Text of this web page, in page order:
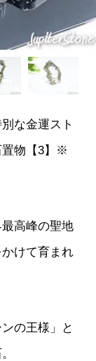
な金運スト
置物【3】※
高峰の聖地
けて育まれ
の王様」と